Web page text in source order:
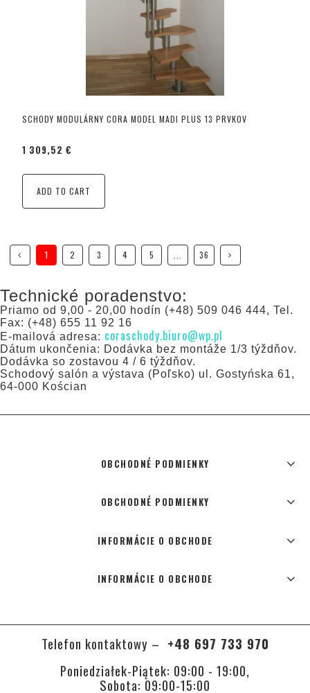
SCHODY MODULÁRNY CORA MODEL MADI PLUS 13 PRVKOV
1 309,52 €
ADD TO CART
1 2 3 4 5 36
Technické poradenstvo:
Priamo od 9,00 - 20,00 hodín (+48) 509 046 444, Tel.
Fax: (+48) 655 11 92 16
E-mailová adresa: coraschody.biuro@wp.pl
Dátum ukončenia: Dodávka bez montáže 1/3 týždňov.
Dodávka so zostavou 4 / 6 týždňov.
Schodový salón a výstava (Poľsko) ul. Gostyńska 61,
64-000 Kościan
OBCHODNÉ PODMIENKY
OBCHODNÉ PODMIENKY
INFORMÁCIE O OBCHODE
INFORMÁCIE O OBCHODE
Telefon kontaktowy – +48 697 733 970
Poniedziałek-Piątek: 09:00 - 19:00,
Sobota: 09:00-15:00